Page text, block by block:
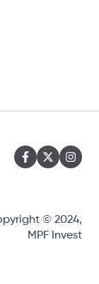
© 2024,
MPF Invest